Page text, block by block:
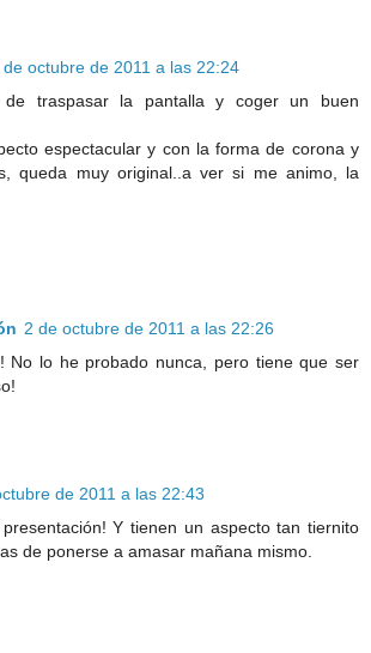
de octubre de 2011 a las 22:24
de traspasar la pantalla y coger un buen
espectacular y con la forma de corona y
queda muy original..a ver si me animo, la
2 de octubre de 2011 a las 22:26
No lo he probado nunca, pero tiene que ser
de 2011 a las 22:43
presentación! Y tienen un aspecto tan tiernito
de ponerse a amasar mañana mismo.